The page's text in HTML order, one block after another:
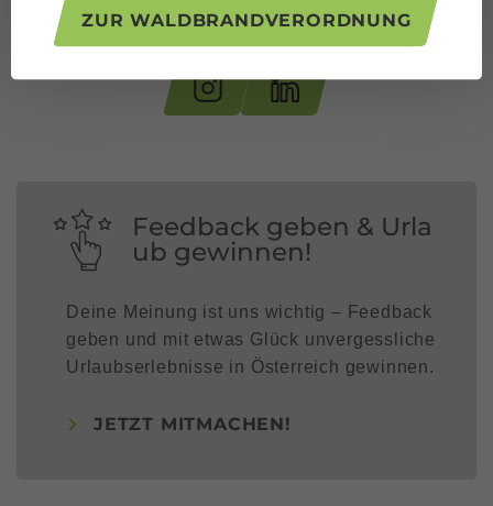
Folge uns auf:
Feedback geben & Urla
ub gewinnen!
Deine Meinung ist uns wichtig – Feedback
geben und mit etwas Glück unvergessliche
Urlaubserlebnisse in Österreich gewinnen.
JETZT MITMACHEN!
ZUR WALDBRANDVERORDNUNG